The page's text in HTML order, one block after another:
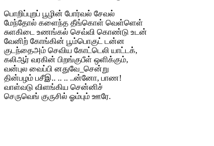
பொறிப்புறப் பூழின் போர்வல் சேவல்
மேந்தோல் களைந்த தீங்கொள் வெள்ளெள்
சுளகிடை உணங்கல் செவ்வி கொண்டு உடன்
வேனிற் கோங்கின் பூம்பொகுட் டன்ன
குடந்தைஅம் செவிய கோட்டெலி யாட்டக்,
கலிஆர் வரகின் பிறங்குபீள் ஒளிக்கும்,
வன்புல வைப்பி னதுவே_சென்று
தின்பழம் பசீஇ.. .. .. ..ன்னோ, பாண!
வாள்வடு விளங்கிய சென்னிச்
செருவெங் குருசில் ஓம்பும் ஊரே.